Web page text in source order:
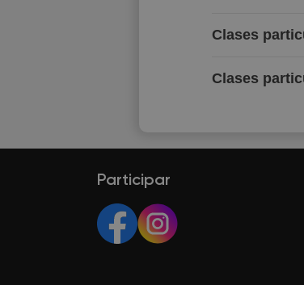
Clases
Clases
Participar